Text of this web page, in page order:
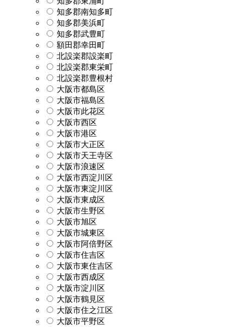
知多郡南知多町
知多郡美浜町
知多郡武豊町
額田郡幸田町
北設楽郡設楽町
北設楽郡東栄町
北設楽郡豊根村
大阪市都島区
大阪市福島区
大阪市此花区
大阪市西区
大阪市港区
大阪市大正区
大阪市天王寺区
大阪市浪速区
大阪市西淀川区
大阪市東淀川区
大阪市東成区
大阪市生野区
大阪市旭区
大阪市城東区
大阪市阿倍野区
大阪市住吉区
大阪市東住吉区
大阪市西成区
大阪市淀川区
大阪市鶴見区
大阪市住之江区
大阪市平野区